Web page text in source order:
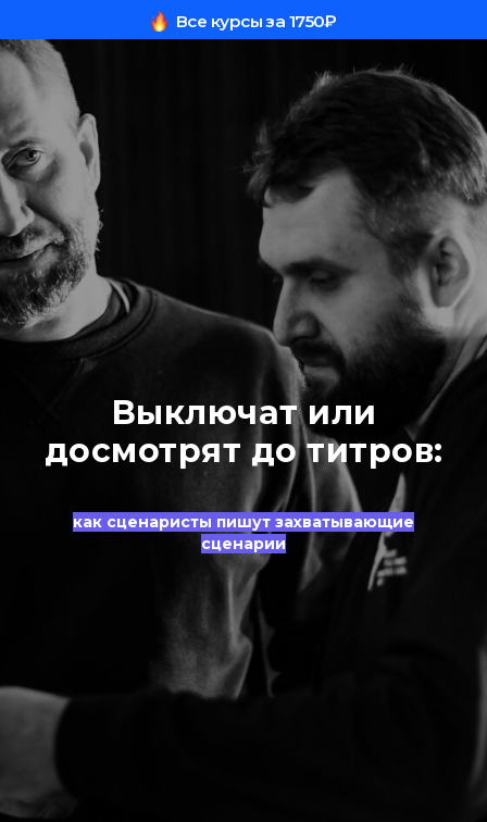
Все курсы за 1750₽
Выключат или
досмотрят до титров:
как сценаристы пишут захватывающие
сценарии